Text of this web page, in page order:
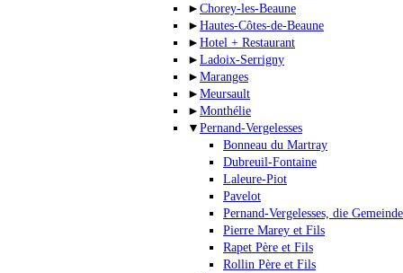
► Chorey-les-Beaune
► Hautes-Côtes-de-Beaune
► Hotel + Restaurant
► Ladoix-Serrigny
► Maranges
► Meursault
► Monthélie
▼ Pernand-Vergelesses
Bonneau du Martray
Dubreuil-Fontaine
Laleure-Piot
Pavelot
Pernand-Vergelesses, die Gemeinde
Pierre Marey et Fils
Rapet Père et Fils
Rollin Père et Fils